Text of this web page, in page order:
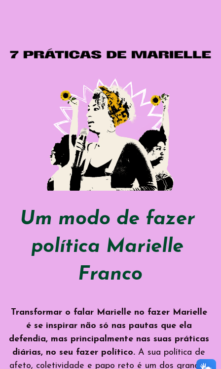
Um modo de fazer
política Marielle
Franco
Transformar o falar Marielle no fazer Marielle
é se inspirar não só nas pautas que ela
defendia, mas principalmente nas suas práticas
diárias, no seu fazer político. A sua política de
afeto, coletividade e papo reto é um dos grandes